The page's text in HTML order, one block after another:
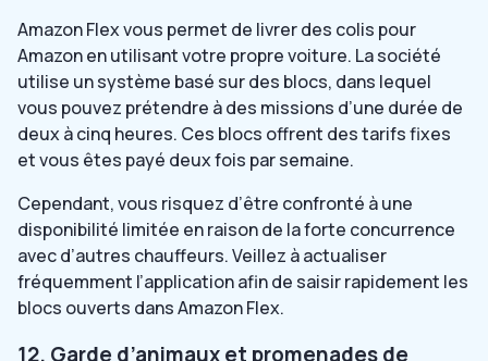
Amazon Flex vous permet de livrer des colis pour
Amazon en utilisant votre propre voiture. La société
utilise un système basé sur des blocs, dans lequel
vous pouvez prétendre à des missions d’une durée de
deux à cinq heures. Ces blocs offrent des tarifs fixes
et vous êtes payé deux fois par semaine.
Cependant, vous risquez d’être confronté à une
disponibilité limitée en raison de la forte concurrence
avec d’autres chauffeurs. Veillez à actualiser
fréquemment l’application afin de saisir rapidement les
blocs ouverts dans Amazon Flex.
12. Garde d’animaux et promenades de